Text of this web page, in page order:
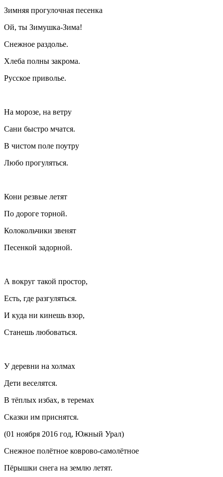
Зимняя прогулочная песенка
Ой, ты Зимушка-Зима!
Снежное раздолье.
Хлеба полны закрома.
Русское приволье.
На морозе, на ветру
Сани быстро мчатся.
В чистом поле поутру
Любо прогуляться.
Кони резвые летят
По дороге торной.
Колокольчики звенят
Песенкой задорной.
А вокруг такой простор,
Есть, где разгуляться.
И куда ни кинешь взор,
Станешь любоваться.
У деревни на холмах
Дети веселятся.
В тёплых избах, в теремах
Сказки им приснятся.
(01 ноября 2016 год, Южный Урал)
Снежное полётное коврово-самолётное
Пёрышки снега на землю летят.